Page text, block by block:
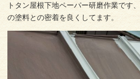
トタン屋根下地ペーパー研磨作業です
の塗料との密着を良くしてます。